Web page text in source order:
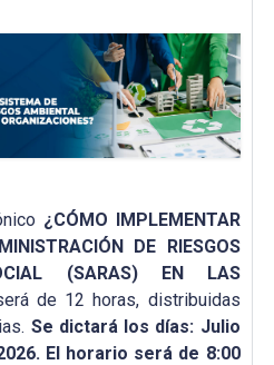
¿CÓMO IMPLEMENTAR
DE RIESGOS
(SARAS) EN LAS
de 12 horas, distribuidas
Se dictará los días: Julio
. El horario será de 8:00